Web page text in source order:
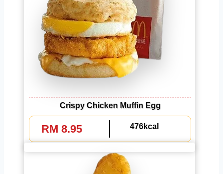
Crispy Chicken Muffin Egg
RM 8.95 476kcal